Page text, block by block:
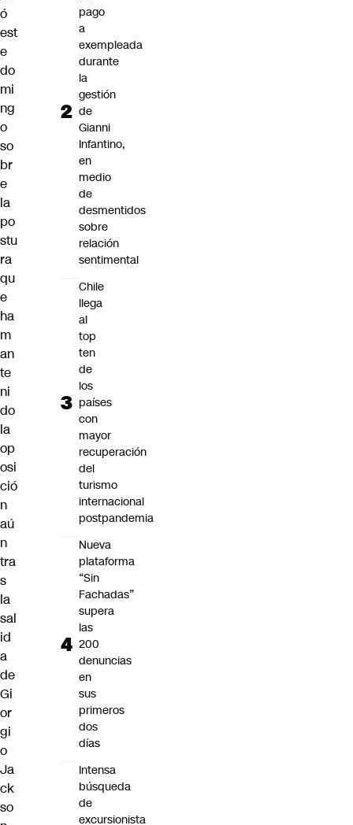
ó
est
e
do
mi
ng
o
so
br
e
la
po
stu
ra
qu
e
ha
m
an
te
ni
do
la
op
osi
ció
n
aú
n
tra
s
la
sal
id
a
de
Gi
or
gi
o
Ja
ck
so
pago
a
exempleada
durante
la
gestión
de
Gianni
Infantino,
en
medio
de
desmentidos
sobre
relación
sentimental
Chile
llega
al
top
ten
de
los
países
con
mayor
recuperación
del
turismo
internacional
postpandemia
Nueva
plataforma
“Sin
Fachadas”
supera
las
200
denuncias
en
sus
primeros
dos
días
Intensa
búsqueda
de
excursionista